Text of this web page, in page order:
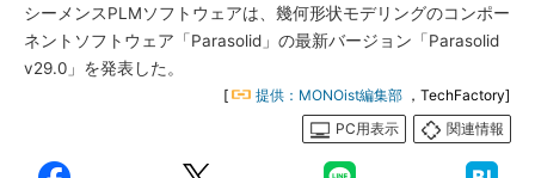
シーメンスPLMソフトウェアは、幾何形状モデリングのコンポー
ネントソフトウェア「Parasolid」の最新バージョン「Parasolid
v29.0」を発表した。
[ 提供：MONOist編集部 ，TechFactory]
PC用表示
関連情報